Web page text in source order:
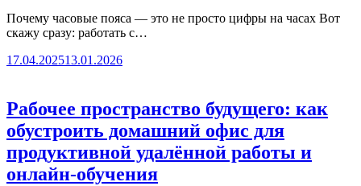
Почему часовые пояса — это не просто цифры на часах Вот
скажу сразу: работать с…
17.04.202513.01.2026
Рабочее пространство будущего: как
обустроить домашний офис для
продуктивной удалённой работы и
онлайн-обучения